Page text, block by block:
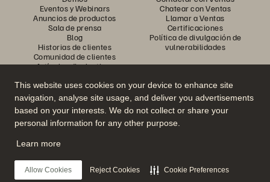
This website uses cookies on your device to enhance site
navigation, analyse site usage, and deliver you advertisements
based on your interests. We do not collect or share your
personal information for any other purpose.
Learn more
Allow Cookies Reject Cookies Cookie Preferences
Eventos y Webinars
Anuncios de productos
Sala de prensa
Blog
Historias de clientes
Comunidad de clientes
Artículos divulgativos
Chatear con Ventas
Llamar a Ventas
Certificaciones
Política de divulgación de
vulnerabilidades
Únase a la conversación
Siga las redes sociales oficiales de Everpure
© 2026 Everpure, Inc. Todos los derechos reservados.
Política de privacidadCondiciones de uso del Sitio WebAviso legal